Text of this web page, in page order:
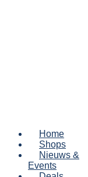
Home
Shops
Nieuws &
Events